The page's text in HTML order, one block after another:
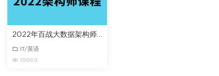
2022年百战大数据架构师课程百度网盘
IT/英语
19869